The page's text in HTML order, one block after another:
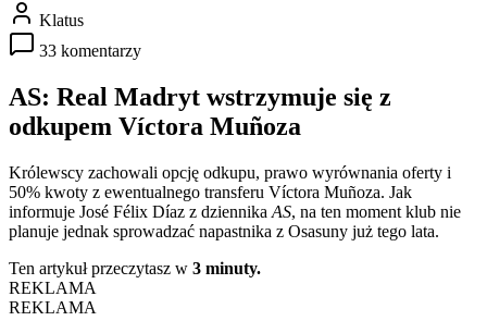
Klatus
33 komentarzy
AS: Real Madryt wstrzymuje się z
odkupem Víctora Muñoza
Królewscy zachowali opcję odkupu, prawo wyrównania oferty i
50% kwoty z ewentualnego transferu Víctora Muñoza. Jak
informuje José Félix Díaz z dziennika AS, na ten moment klub nie
planuje jednak sprowadzać napastnika z Osasuny już tego lata.
Ten artykuł przeczytasz w 3 minuty.
REKLAMA
REKLAMA